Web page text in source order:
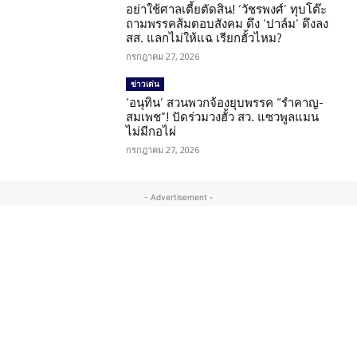
อย่าใช้ศาลเตี้ยตัดสิน! ‘วัชรพงศ์’ ทุบโต๊ะ
ถามพรรคส้มตอบสังคม ดึง ‘ปาล์ม’ ดึงลง
สส. แลกไม่ให้แฉ เรียกฮั้วไหม?
กรกฎาคม 27, 2026
ข่าวเด่น
‘อนุทิน’ สวนพวกจ้องยุบพรรค “รำคาญ-
สมเพช”! ปัดร่วมวงฮั้ว สว. แซวพูลแมน
ไม่มีกอไผ่
กรกฎาคม 27, 2026
- Advertisement -